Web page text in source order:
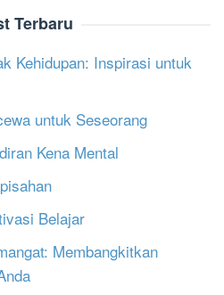
Terbaru
Kehidupan: Inspirasi untuk
untuk Seseorang
Kena Mental
Belajar
Membangkitkan